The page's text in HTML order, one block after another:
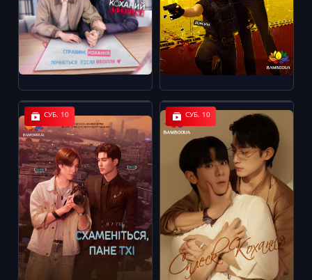
СУБ. 10 СУБ. 10